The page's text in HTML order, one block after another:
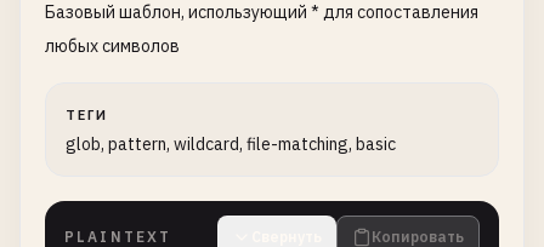
Базовый шаблон, использующий * для сопоставления
любых символов
ТЕГИ
glob, pattern, wildcard, file-matching, basic
PLAINTEXT Копировать